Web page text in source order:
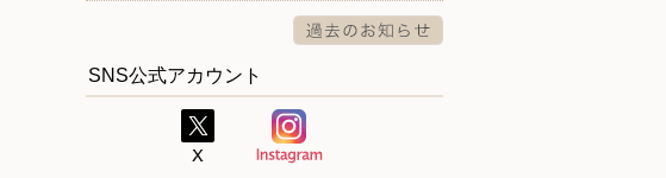
SNS公式アカウント